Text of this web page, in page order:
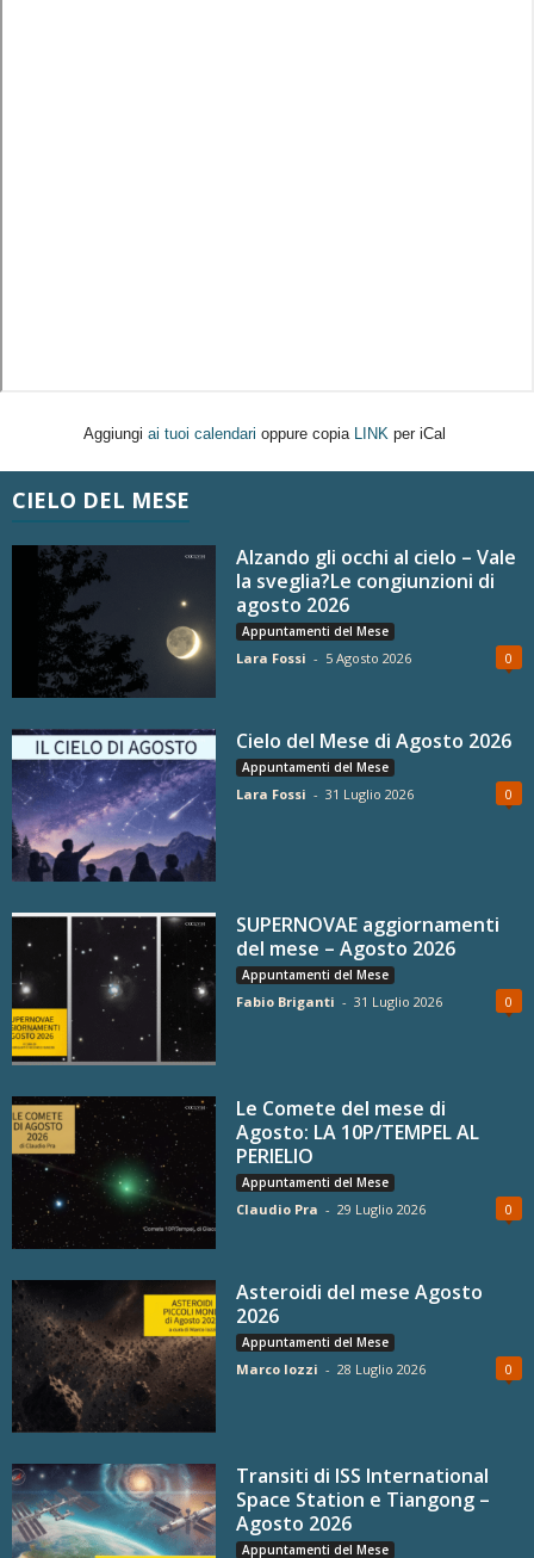
Aggiungi ai tuoi calendari oppure copia LINK per iCal
CIELO DEL MESE
Alzando gli occhi al cielo – Vale
la sveglia?Le congiunzioni di
agosto 2026
Appuntamenti del Mese
Lara Fossi - 5 Agosto 2026 0
Cielo del Mese di Agosto 2026
Appuntamenti del Mese
Lara Fossi - 31 Luglio 2026 0
SUPERNOVAE aggiornamenti
del mese – Agosto 2026
Appuntamenti del Mese
Fabio Briganti - 31 Luglio 2026 0
Le Comete del mese di
Agosto: LA 10P/TEMPEL AL
PERIELIO
Appuntamenti del Mese
Claudio Pra - 29 Luglio 2026 0
Asteroidi del mese Agosto
2026
Appuntamenti del Mese
Marco Iozzi - 28 Luglio 2026 0
Transiti di ISS International
Space Station e Tiangong –
Agosto 2026
Appuntamenti del Mese